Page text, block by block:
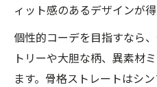
ィット感のあるデザインが得
個性的コーデを目指すなら
トリーや大胆な柄、異素材
ます。骨格ストレートはシ